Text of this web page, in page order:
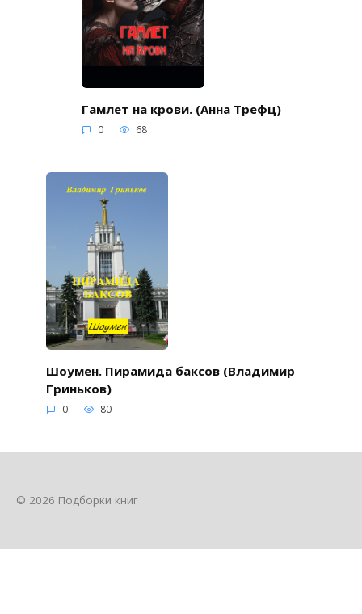
Гамлет на крови. (Анна Трефц)
0 68
Шоумен. Пирамида баксов (Владимир
Гриньков)
0 80
© 2026 Подборки книг